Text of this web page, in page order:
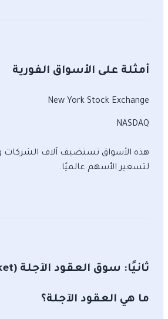
أمثلة على الأسواق الفورية
New York Stock Exchange
NASDAQ
هذه الأسواق تستضيف آلاف الشركات
لتسعير الأسهم عالميًا.
ثانيًا: سوق العقود الآجلة (Futures Market)
ما هي العقود الآجلة؟